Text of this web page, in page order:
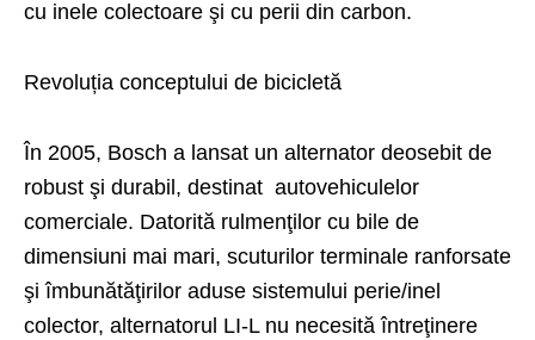
cu inele colectoare şi cu perii din carbon.
Revoluția conceptului de bicicletă
În 2005, Bosch a lansat un alternator deosebit de
robust şi durabil, destinat autovehiculelor
comerciale. Datorită rulmenţilor cu bile de
dimensiuni mai mari, scuturilor terminale ranforsate
şi îmbunătăţirilor aduse sistemului perie/inel
colector, alternatorul LI-L nu necesită întreţinere